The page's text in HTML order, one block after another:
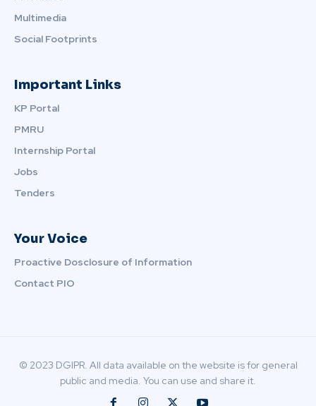
Multimedia
Social Footprints
Important Links
KP Portal
PMRU
Internship Portal
Jobs
Tenders
Your Voice
Proactive Dosclosure of Information
Contact PIO
© 2023 DGIPR. All data available on the website is for general
public and media. You can use and share it.